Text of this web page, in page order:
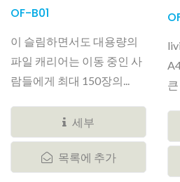
OF-B01
이 슬림하면서도 대용량의
파일 캐리어는 이동 중인 사
람들에게 최대 150장의...
세부
목록에 추가